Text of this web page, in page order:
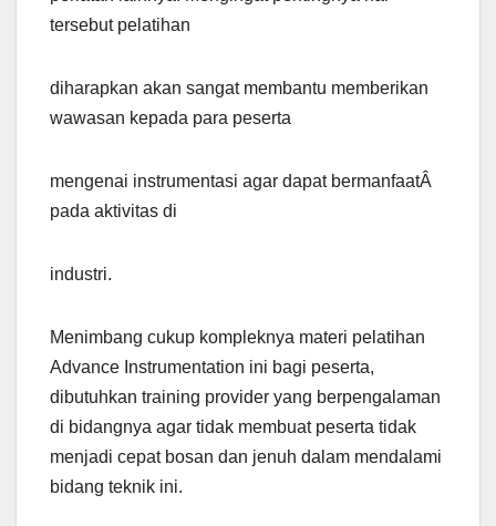
tersebut pelatihan
diharapkan akan sangat membantu memberikan
wawasan kepada para peserta
mengenai instrumentasi agar dapat bermanfaatÂ
pada aktivitas di
industri.
Menimbang cukup kompleknya materi pelatihan
Advance Instrumentation ini bagi peserta,
dibutuhkan training provider yang berpengalaman
di bidangnya agar tidak membuat peserta tidak
menjadi cepat bosan dan jenuh dalam mendalami
bidang teknik ini.